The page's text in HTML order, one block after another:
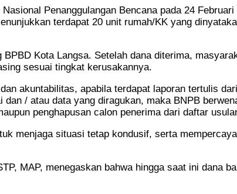
Penanggulangan Bencana pada 24
terdapat 20 unit rumah/KK yang
Kota Langsa. Setelah dana diterima,
sesuai tingkat kerusakannya.
akuntabilitas, apabila terdapat laporan tertulis
/ atau data yang diragukan, maka BNPB
penghapusan calon penerima dari daftar
menjaga situasi tetap kondusif, serta
MAP, menegaskan bahwa hingga saat ini dana